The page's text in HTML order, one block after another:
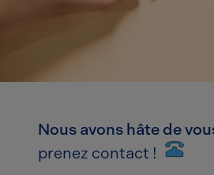
Nous avons hâte de
prenez contact !